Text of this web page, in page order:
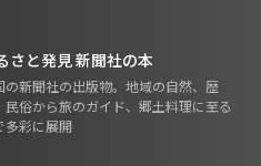
さと発見 新聞社の本
の新聞社の出版物。地域の自然、歴
民俗から旅のガイド、郷土料理に至る
多彩に展開